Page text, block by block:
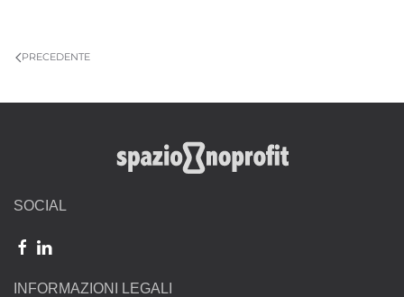
PRECEDENTE
SOCIAL
INFORMAZIONI LEGALI